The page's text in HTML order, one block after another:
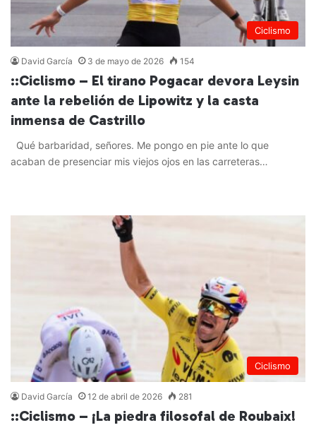
Ciclismo
David García 3 de mayo de 2026 154
::Ciclismo – El tirano Pogacar devora Leysin
ante la rebelión de Lipowitz y la casta
inmensa de Castrillo
Qué barbaridad, señores. Me pongo en pie ante lo que
acaban de presenciar mis viejos ojos en las carreteras…
Ciclismo
David García 12 de abril de 2026 281
::Ciclismo – ¡La piedra filosofal de Roubaix!